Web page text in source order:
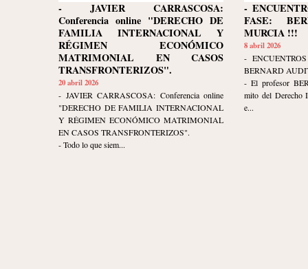
- JAVIER CARRASCOSA:
Conferencia online "DERECHO DE
FAMILIA INTERNACIONAL Y
RÉGIMEN ECONÓMICO
MATRIMONIAL EN CASOS
TRANSFRONTERIZOS".
20 abril 2026
- JAVIER CARRASCOSA: Conferencia online
"DERECHO DE FAMILIA INTERNACIONAL
Y RÉGIMEN ECONÓMICO MATRIMONIAL
EN CASOS TRANSFRONTERIZOS".
- Todo lo que siem...
-
FASE:
MURCIA !!!
8 abril 2026
-
BERNARD
- El profesor
mito del Derecho
e...